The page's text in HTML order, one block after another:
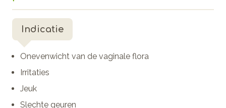
Indicatie
Onevenwicht van de vaginale flora
Irritaties
Jeuk
Slechte geuren